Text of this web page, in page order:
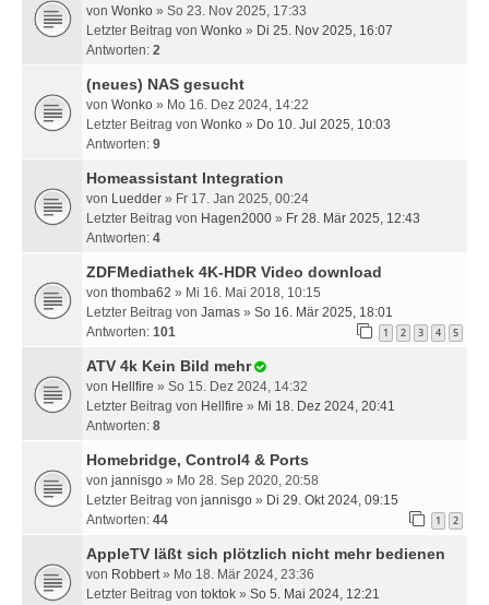
von Wonko » So 23. Nov 2025, 17:33
Letzter Beitrag von Wonko » Di 25. Nov 2025, 16:07
Antworten: 2
(neues) NAS gesucht
von Wonko » Mo 16. Dez 2024, 14:22
Letzter Beitrag von Wonko » Do 10. Jul 2025, 10:03
Antworten: 9
Homeassistant Integration
von Luedder » Fr 17. Jan 2025, 00:24
Letzter Beitrag von Hagen2000 » Fr 28. Mär 2025, 12:43
Antworten: 4
ZDFMediathek 4K-HDR Video download
von thomba62 » Mi 16. Mai 2018, 10:15
Letzter Beitrag von Jamas » So 16. Mär 2025, 18:01
Antworten: 101 1 2 3 4 5
ATV 4k Kein Bild mehr
von Hellfire » So 15. Dez 2024, 14:32
Letzter Beitrag von Hellfire » Mi 18. Dez 2024, 20:41
Antworten: 8
Homebridge, Control4 & Ports
von jannisgo » Mo 28. Sep 2020, 20:58
Letzter Beitrag von jannisgo » Di 29. Okt 2024, 09:15
Antworten: 44 1 2
AppleTV läßt sich plötzlich nicht mehr bedienen
von Robbert» Mo 18. Mär 2024, 23:36
Letzter Beitrag von toktok » So 5. Mai 2024, 12:21